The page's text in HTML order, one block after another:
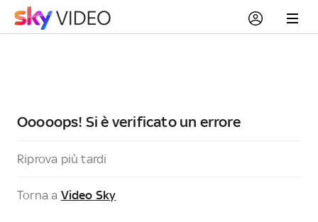
Ooooops! Si è verificato un errore
Riprova più tardi
Torna a Video Sky